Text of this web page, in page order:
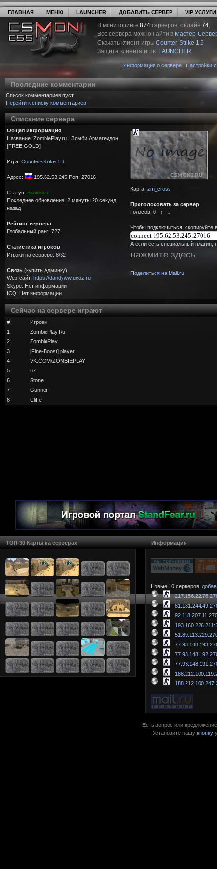
ГЛАВНАЯ МЕНЮ LAUNCHER ДОБАВИТЬ СЕРВЕР VIP УСЛУГИ
В мониторинге 874 серверов, онлайн 74,
Все сервера можно найти в Мастер-
Скачать клиент игры Counter-Strike 1.6
Защита клиента игры LAUNCHER
| Информация о сервере| Настройки
Последние комментарии
Список комментариев пуст
Перейти к списку комментариев
Описание сервера
Общая информация
Название: ZombiePlay.ru | Зoмби Apмaгeддoн
[FREE GOLD]
Игра: Counter-Strike 1.6
Адрес: 195.62.53.245 Port: 27016
Статус: Включен
Последнее обновление: 2 минуты 20 секунд
назад
Рейтинг сервера
Глобальный ранг: 727
Статистика игроков
Игроки на сервере: 8/32
Связь (купить Админку)
Web-сайт: https://dandyww.ucoz.ru
Skype: Нет информации
ICQ: Нет информации
Карта: zm_cross
Проголосовать за сервер
Голосов: 0 ↑ ↓
Чтобы подключиться, скопируйте
А если есть специальный плагин,
нажмите здесь
Поделиться на Mail.ru
Сейчас на сервере играют
#
Игроки
1
ZombiePlay.Ru
2
ZombiePlay
3
[Fine-Boost] player
4
VK.COM/ZOMBIEPLAY
5
67
6
Stone
7
Gunner
8
Cliffe
ТОП-30 Карты на серверах Информация
Новые 10 серверов.
Есть вопрос или
Установите нашукнопку